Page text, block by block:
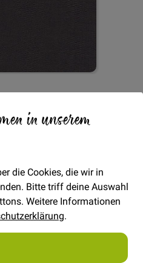
in unserem
die Cookies, die wir in
Bitte triff deine Auswahl
Weitere Informationen
.
- Hazel
Menge